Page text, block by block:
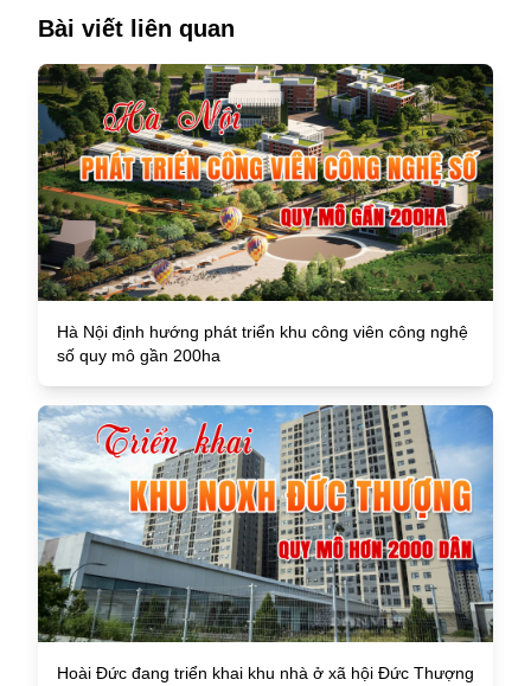
Bài viết liên quan
Hà Nội định hướng phát triển khu công viên công nghệ
số quy mô gần 200ha
Hoài Đức đang triển khai khu nhà ở xã hội Đức Thượng